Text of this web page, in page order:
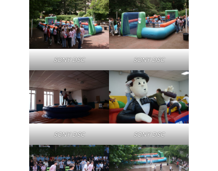
SONY DSC SONY DSC
SONY DSC SONY DSC